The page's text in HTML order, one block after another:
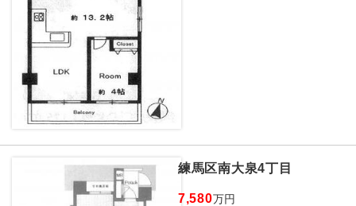
練馬区南大泉4丁目
7,580万円